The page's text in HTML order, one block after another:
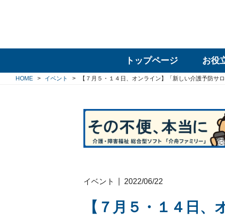
トップページ お役
HOME イベント 【７月５・１４日、オンライン】「新しい介護予防サ
イベント 2022/06/22
【７月５・１４日